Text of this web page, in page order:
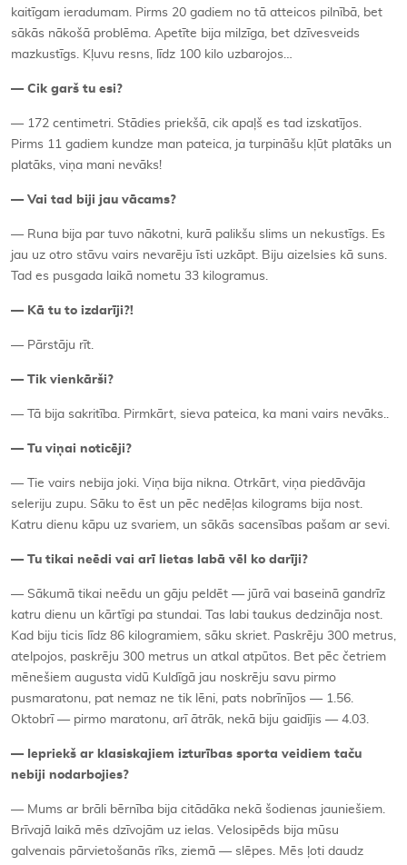
kaitīgam ieradumam. Pirms 20 gadiem no tā atteicos pilnībā, bet
sākās nākošā problēma. Apetīte bija milzīga, bet dzīvesveids
mazkustīgs. Kļuvu resns, līdz 100 kilo uzbarojos…
— Cik garš tu esi?
— 172 centimetri. Stādies priekšā, cik apaļš es tad izskatījos.
Pirms 11 gadiem kundze man pateica, ja turpināšu kļūt platāks un
platāks, viņa mani nevāks!
— Vai tad biji jau vācams?
— Runa bija par tuvo nākotni, kurā palikšu slims un nekustīgs. Es
jau uz otro stāvu vairs nevarēju īsti uzkāpt. Biju aizelsies kā suns.
Tad es pusgada laikā nometu 33 kilogramus.
— Kā tu to izdarīji?!
— Pārstāju rīt.
— Tik vienkārši?
— Tā bija sakritība. Pirmkārt, sieva pateica, ka mani vairs nevāks..
— Tu viņai noticēji?
— Tie vairs nebija joki. Viņa bija nikna. Otrkārt, viņa piedāvāja
seleriju zupu. Sāku to ēst un pēc nedēļas kilograms bija nost.
Katru dienu kāpu uz svariem, un sākās sacensības pašam ar sevi.
— Tu tikai neēdi vai arī lietas labā vēl ko darīji?
— Sākumā tikai neēdu un gāju peldēt — jūrā vai baseinā gandrīz
katru dienu un kārtīgi pa stundai. Tas labi taukus dedzināja nost.
Kad biju ticis līdz 86 kilogramiem, sāku skriet. Paskrēju 300 metrus,
atelpojos, paskrēju 300 metrus un atkal atpūtos. Bet pēc četriem
mēnešiem augusta vidū Kuldīgā jau noskrēju savu pirmo
pusmaratonu, pat nemaz ne tik lēni, pats nobrīnījos — 1.56.
Oktobrī — pirmo maratonu, arī ātrāk, nekā biju gaidījis — 4.03.
— Iepriekš ar klasiskajiem izturī bas sporta veidiem taču
nebiji nodarbojies?
— Mums ar brāli bērnība bija citādāka nekā šodienas jauniešiem.
Brīvajā laikā mēs dzīvojām uz ielas. Velosipēds bija mūsu
galvenais pārvietošanās rīks, ziemā — slēpes. Mēs ļoti daudz